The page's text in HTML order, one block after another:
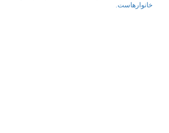
خانوارهاست.